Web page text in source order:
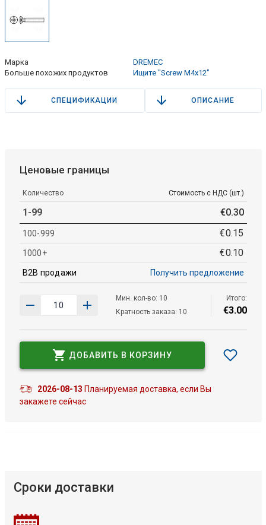
Марка
DREMEC
Больше похожих продуктов
Ищите "Screw M4x12"
СПЕЦИФИКАЦИИ ОПИСАНИЕ
Ценовые границы
Количество Стоимость с НДС (шт.)
1-99 €0.30
100-999 €0.15
1000+ €0.10
B2B продажи Получить предложение
Мин. кол-во: 10
Кратность заказа: 10
Итого:
€3.00
ДОБАВИТЬ В КОРЗИНУ
2026-08-13 Планируемая доставка, если Вы
закажете сейчас
Сроки доставки